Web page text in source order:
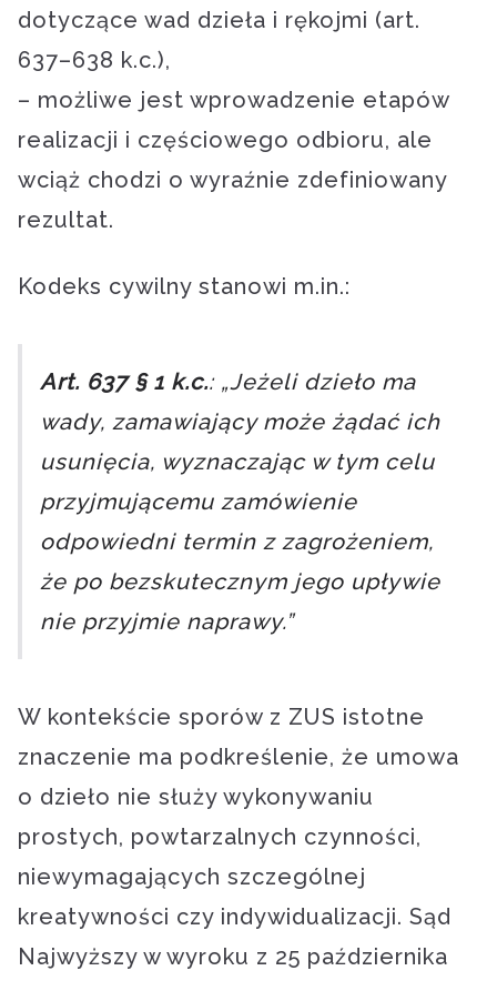
dotyczące wad dzieła i rękojmi (art.
637–638 k.c.),
– możliwe jest wprowadzenie etapów
realizacji i częściowego odbioru, ale
wciąż chodzi o wyraźnie zdefiniowany
rezultat.
Kodeks cywilny stanowi m.in.:
Art. 637 § 1 k.c.: „Jeżeli dzieło ma
wady, zamawiający może żądać ich
usunięcia, wyznaczając w tym celu
przyjmującemu zamówienie
odpowiedni termin z zagrożeniem,
że po bezskutecznym jego upływie
nie przyjmie naprawy.”
W kontekście sporów z ZUS istotne
znaczenie ma podkreślenie, że umowa
o dzieło nie służy wykonywaniu
prostych, powtarzalnych czynności,
niewymagających szczególnej
kreatywności czy indywidualizacji. Sąd
Najwyższy w wyroku z 25 października